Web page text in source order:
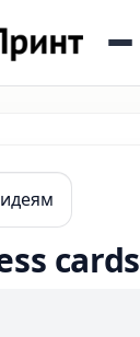
cards